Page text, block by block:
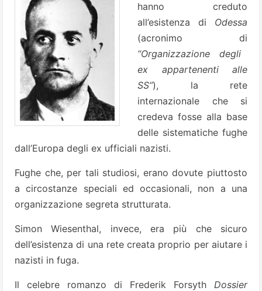
hanno creduto
all’esistenza di Odessa
(acronimo di
“Organizzazione degli
ex appartenenti alle
SS”), la rete
internazionale che si
credeva fosse alla base
delle sistematiche fughe
dall’Europa degli ex ufficiali nazisti.
Fughe che, per tali studiosi, erano dovute piuttosto
a circostanze speciali ed occasionali, non a una
organizzazione segreta strutturata.
Simon Wiesenthal, invece, era più che sicuro
dell’esistenza di una rete creata proprio per aiutare i
nazisti in fuga.
Il celebre romanzo di Frederik Forsyth Dossier